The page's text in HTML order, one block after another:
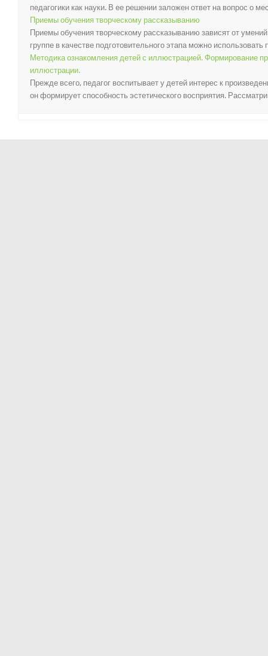
педагогики как науки. В ее решении заложен ответ на вопрос о
Приемы обучения творческому рассказыванию
Приемы обучения творческому рассказыванию зависят от
группе в качестве подготовительного этапа можно
Методика ознакомления детей с иллюстрацией. Формирование
иллюстрации.
Прежде всего, педагог воспитывает у детей интерес к
он формирует способность эстетического восприятия.